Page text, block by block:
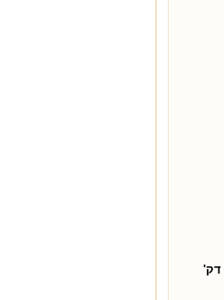
דק'